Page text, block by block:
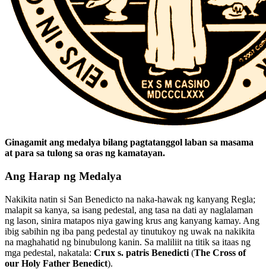
Ginagamit ang medalya bilang pagtatanggol laban sa masama
at para sa tulong sa oras ng kamatayan.
Ang Harap ng Medalya
Nakikita natin si San Benedicto na naka-hawak ng kanyang Regla;
malapit sa kanya, sa isang pedestal, ang tasa na dati ay naglalaman
ng lason, sinira matapos niya gawing krus ang kanyang kamay. Ang
ibig sabihin ng iba pang pedestal ay tinutukoy ng uwak na nakikita
na maghahatid ng binubulong kanin. Sa maliliit na titik sa itaas ng
mga pedestal, nakatala: Crux s. patris Benedicti (The Cross of
our Holy Father Benedict).